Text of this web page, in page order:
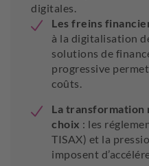
digitales.
Les freins
à la digitalisation
solutions de
progressive
coûts.
La transformation
choix : les
TISAX) et la
imposent